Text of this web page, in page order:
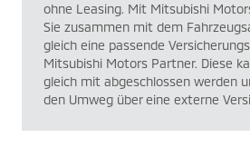
ohne Leasing. Mit Mitsubishi
Sie zusammen mit dem
gleich eine passende
Mitsubishi Motors Partner. Diese
gleich mit abgeschlossen werden
den Umweg über eine externe